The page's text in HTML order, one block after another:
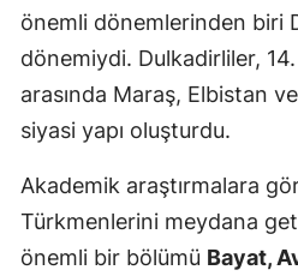
önemli dönemlerinden biri
dönemiydi. Dulkadirliler, 14.
arasında Maraş, Elbistan
siyasi yapı oluşturdu.
Akademik araştırmalara
Türkmenlerini meydana
önemli bir bölümü Bayat,